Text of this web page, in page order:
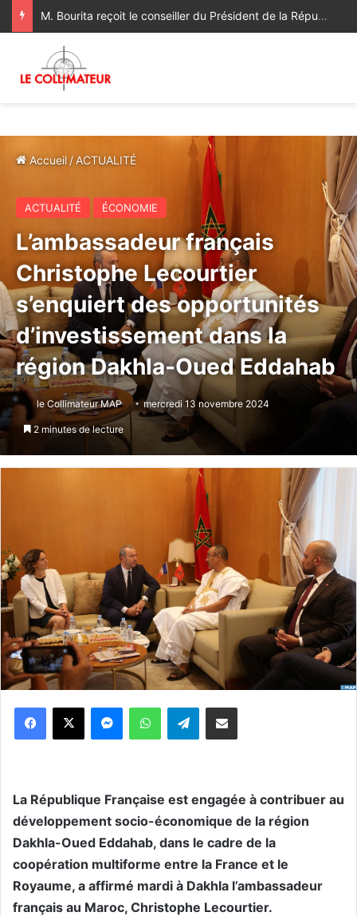
M. Bourita reçoit le conseiller du Président de la République de Roumanie, porteur d’un message adressé à SM le Roi
Accueil / ACTUALITÉ
ACTUALITÉ ÉCONOMIE
L’ambassadeur français
Christophe Lecourtier
s’enquiert des opportunités
d’investissement dans la
région Dakhla-Oued Eddahab
le Collimateur MAP mercredi 13 novembre 2024
2 minutes de lecture
WhatsApp Telegram
La République Française est engagée à contribuer au
développement socio-économique de la région
Dakhla-Oued Eddahab, dans le cadre de la
coopération multiforme entre la France et le
Royaume, a affirmé mardi à Dakhla l’ambassadeur
français au Maroc, Christophe Lecourtier.